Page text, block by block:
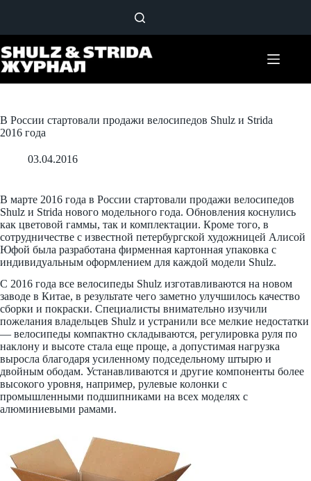
В России стартовали продажи велосипедов Shulz и Strida
2016 года
03.04.2016
В марте 2016 года в России стартовали продажи велосипедов
Shulz и Strida нового модельного года. Обновления коснулись
как цветовой гаммы, так и комплектации. Кроме того, в
сотрудничестве с известной петербургской художницей Алисой
Юфой была разработана фирменная картонная упаковка с
индивидуальным оформлением для каждой модели Shulz.
C 2016 года все велосипеды Shulz изготавливаются на новом
заводе в Китае, в результате чего заметно улучшилось качество
сборки и покраски. Специалисты внимательно изучили
пожелания владельцев Shulz и устранили все мелкие недостатки
— велосипеды компактно складываются, регулировка руля по
наклону и высоте стала еще проще, а допустимая нагрузка
выросла благодаря усиленному подседельному штырю и
двойным ободам. Устанавливаются и другие компоненты более
высокого уровня, например, рулевые колонки с
промышленными подшипниками на всех моделях с
алюминиевыми рамами.